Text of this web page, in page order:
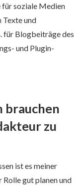
soziale Medien
Texte und
für Blogbeiträge des
und Plugin-
brauchen
zu
ist es meiner
Rolle gut planen und